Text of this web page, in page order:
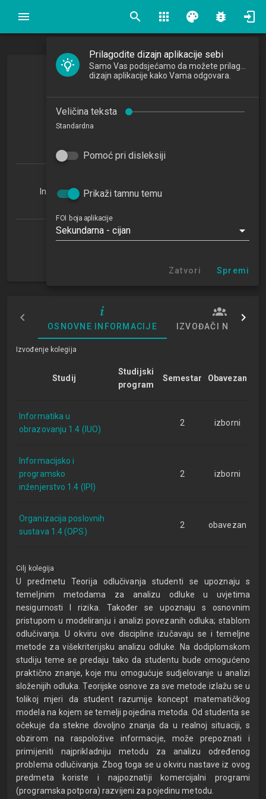
search apps palette bug_report
Teorija odlučivanja
Decision Theory
2025/2026
Informacijsko i programsko inženjerstvo 1.4 (IPI)
Katedra za kvantitativne metode
OSNOVNE INFORMACIJE IZVOĐAČI NASTAVE
Izvođenje kolegija
Studij
Studijski
program
Semestar Obavezan
Informatika u
obrazovanju 1.4 (IUO)
2 izborni
Informacijsko i
programsko
inženjerstvo 1.4 (IPI)
2 izborni
Organizacija poslovnih
sustava 1.4 (OPS)
2 obavezan
Cilj kolegija
U predmetu Teorija odlučivanja studenti se upoznaju s
temeljnim metodama za analizu odluke u uvjetima
nesigurnosti I rizika. Također se upoznaju s osnovnim
pristupom u modeliranju i analizi povezanih odluka; stablom
odlučivanja. U okviru ove discipline izučavaju se i temeljne
metode za višekriterijsku analizu odluke. Na dodiplomskom
studiju teme se predaju tako da studentu bude omogućeno
praktično znanje, koje mu omogućuje sudjelovanje u analizi
složenijih odluka. Teorijske osnove za sve metode izlažu se u
tolikoj mjeri da student razumije koncept matematičkog
modela na kojem se temelji pojedina metoda. Od studenta se
očekuje da stekne dovoljno znanja da u realnoj situaciji, s
obzirom na raspoložive informacije, može prepoznati i
primijeniti najprikladniju metodu za analizu određenog
problema odlučivanja. Zbog toga se u okviru nastave iz ovog
predmeta koriste i najpoznatiji komercijalni programi
(programska potpora) razvijeni za pojedinu metodu.
Prilagodite dizajn aplikacije sebi
dizajn aplikacije kako Vama odgovara.
Veličina teksta
Standardna
Pomoć pri disleksiji
Prikaži tamnu temu
FOI boja aplikacije
Sekundarna - cijan
Zatvori Spremi